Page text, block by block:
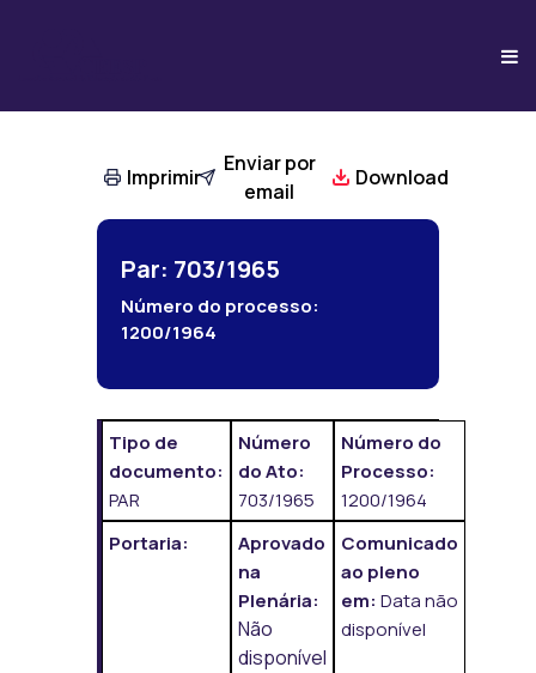
Imprimir
Enviar por
email
Download
Par: 703/1965
Número do processo:
1200/1964
Tipo de
documento:
PAR
Número
do Ato:
703/1965
Número do
Processo:
1200/1964
Portaria:
Aprovado
na
Plenária:
Não
disponível
Comunicado
ao pleno
em: Data não
disponível